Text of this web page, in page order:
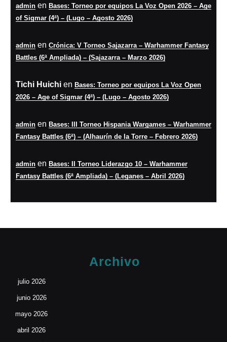
admin en Bases: Torneo por equipos La Voz Open 2026 – Age
of Sigmar (4ª) – (Lugo – Agosto 2026)
admin en Crónica: V Torneo Sajazarra – Warhammer Fantasy
Battles (6ª Ampliada) – (Sajazarra – Marzo 2026)
Tichi Huichi en Bases: Torneo por equipos La Voz Open
2026 – Age of Sigmar (4ª) – (Lugo – Agosto 2026)
admin en Bases: III Torneo Hispania Wargames – Warhammer
Fantasy Battles (6ª) – (Alhaurín de la Torre – Febrero 2026)
admin en Bases: II Torneo Liderazgo 10 – Warhammer
Fantasy Battles (6ª Ampliada) – (Leganes – Abril 2026)
Archivo
julio 2026
junio 2026
mayo 2026
abril 2026